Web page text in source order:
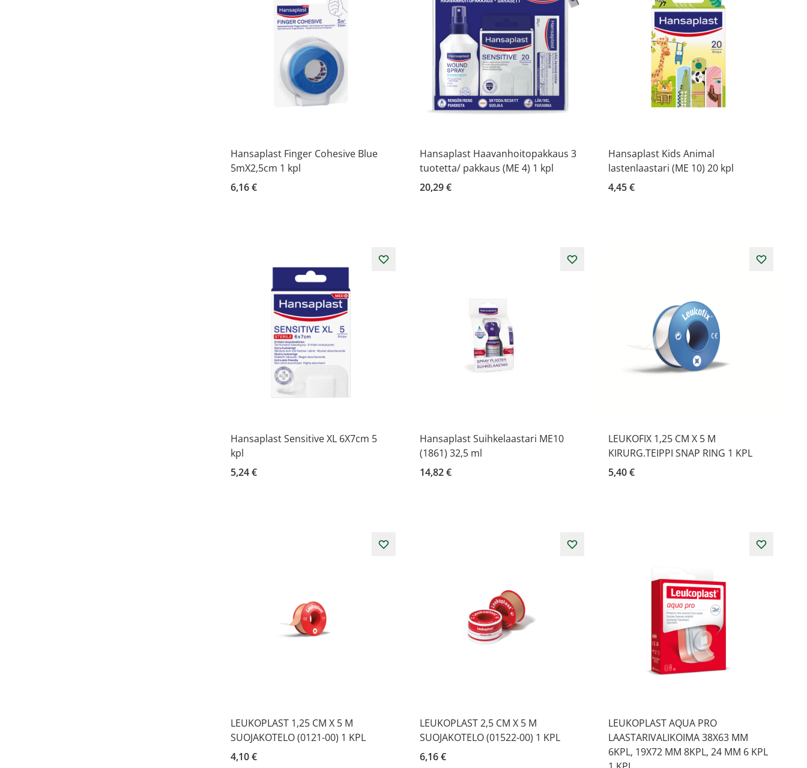
Hansaplast Finger Cohesive Blue
5mX2,5cm 1 kpl
6,16 €
Hansaplast Haavanhoitopakkaus 3
tuotetta/ pakkaus (ME 4) 1 kpl
20,29 €
Hansaplast Kids Animal
lastenlaastari (ME 10) 20 kpl
4,45 €
Hansaplast Sensitive XL 6X7cm 5
kpl
5,24 €
Hansaplast Suihkelaastari ME10
(1861) 32,5 ml
14,82 €
LEUKOFIX 1,25 CM X 5 M
KIRURG.TEIPPI SNAP RING 1 KPL
5,40 €
LEUKOPLAST 1,25 CM X 5 M
SUOJAKOTELO (0121-00) 1 KPL
4,10 €
LEUKOPLAST 2,5 CM X 5 M
SUOJAKOTELO (01522-00) 1 KPL
6,16 €
LEUKOPLAST AQUA PRO
LAASTARIVALIKOIMA 38X63 MM
6KPL, 19X72 MM 8KPL, 24 MM 6 KPL